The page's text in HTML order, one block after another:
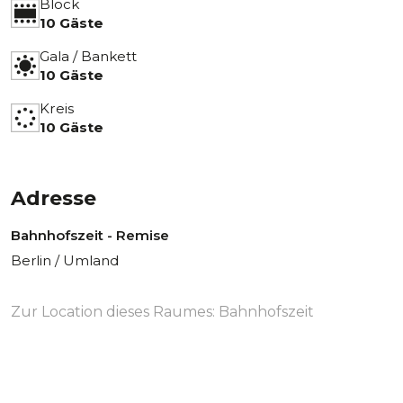
Block
10 Gäste
Gala / Bankett
10 Gäste
Kreis
10 Gäste
Adresse
Bahnhofszeit - Remise
Berlin / Umland
Zur Location dieses Raumes: Bahnhofszeit